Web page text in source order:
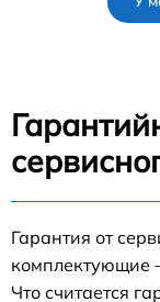
Гарантия от
комплектующие
Что считается